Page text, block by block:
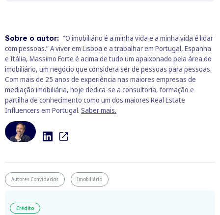
Sobre o autor: “O imobiliário é a minha vida e a minha vida é lidar
com pessoas.” A viver em Lisboa e a trabalhar em Portugal, Espanha
e Itália, Massimo Forte é acima de tudo um apaixonado pela área do
imobiliário, um negócio que considera ser de pessoas para pessoas.
Com mais de 25 anos de experiência nas maiores empresas de
mediação imobiliária, hoje dedica-se a consultoria, formação e
partilha de conhecimento como um dos maiores Real Estate
Influencers em Portugal. Saber mais.
Autores Convidados Imobiliário
Crédito